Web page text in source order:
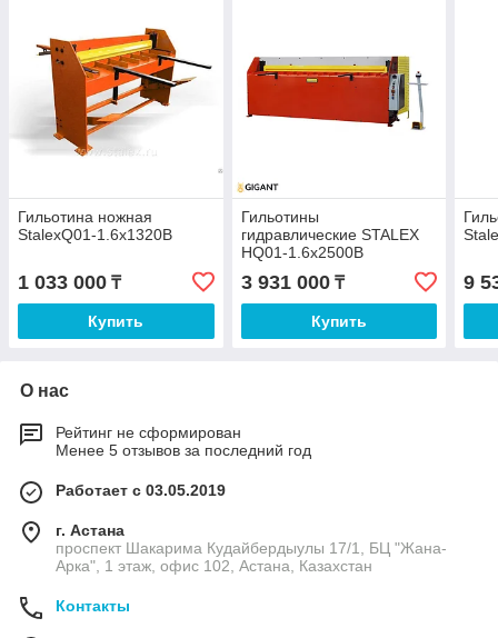
Гильотина ножная
StalexQ01-1.6x1320B
1 033 000 ₸
Купить
Гильотины
гидравлические STALEX
HQ01-1.6x2500B
3 931 000₸
Купить
9
О нас
Рейтинг не сформирован
Менее 5 отзывов за последний год
Работает с 03.05.2019
г. Астана
проспект Шакарима Кудайбердыулы 17/1, БЦ "Жана-
Арка", 1 этаж, офис 102, Астана, Казахстан
Контакты